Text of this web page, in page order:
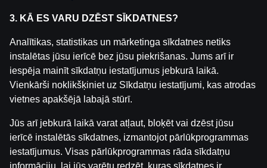
Uzmanību! Azartspēles var izraisīt atkarību!
Spēlēt atļauts tikai no 18 gadu vecuma.Lūdzam
spēlēt atbildīgi.
Licences īpašnieks: SIA Viensviens, Dzirnavu iela 39-8,
LV-1010 Rīga.
Licencētājs:Izložu un Azartspēļu Uzraudzības
Inspekcija (IAUI).
3. KĀ ES VARU DZĒST SĪKDATNES?
Analītikas, statistikas un mārketinga sīkdatnes netiks
instalētas jūsu ierīcē bez jūsu piekrišanas. Jums arī ir
iespēja mainīt sīkdatņu iestatījumus jebkurā laikā.
Vienkārši noklikšķiniet uz Sīkdatņu iestatījumi, kas atrodas
vietnes apakšējā labajā stūrī.
Jūs arī jebkurā laikā varat atļaut, bloķēt vai dzēst jūsu
ierīcē instalētās sīkdatnes, izmantojot pārlūkprogrammas
iestatījumus. Visas pārlūkprogrammas rāda sīkdatņu
informāciju, lai jūs varētu redzēt, kuras sīkdatnes ir